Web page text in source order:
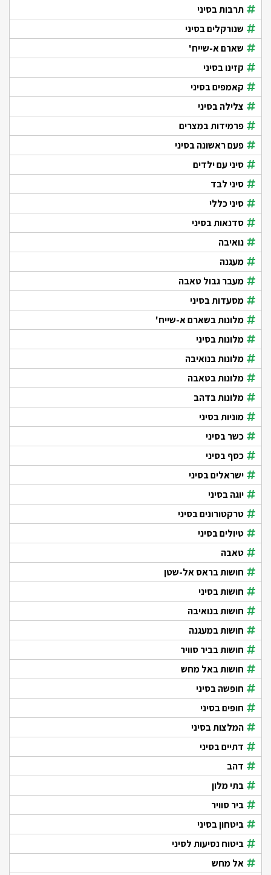
תרבות בסיני
שנורקלים בסיני
שארם א-שייח'
קזינו בסיני
קאמפים בסיני
צלילה בסיני
פרמידות במצרים
פעם ראשונה בסיני
סיני עם ילדים
סיני לבד
סיני כללי
סדנאות בסיני
נואיבה
מעגנה
מעבר גבול טאבה
מסעדות בסיני
מלונות בשארם א-שייח'
מלונות בסיני
מלונות בנואיבה
מלונות בטאבה
מלונות בדהב
מוניות בסיני
כשר בסיני
כסף בסיני
ישראלים בסיני
יוגה בסיני
טרקטורונים בסיני
טיולים בסיני
טאבה
חושות בראס אל-שטן
חושות בסיני
חושות בנואיבה
חושות במעגנה
חושות בביר סוויר
חושות באל מחש
חופשה בסיני
חופים בסיני
המלצות בסיני
דתיים בסיני
דהב
בתי מלון
ביר סוויר
ביטחון בסיני
ביטוח נסיעות לסיני
אל מחש